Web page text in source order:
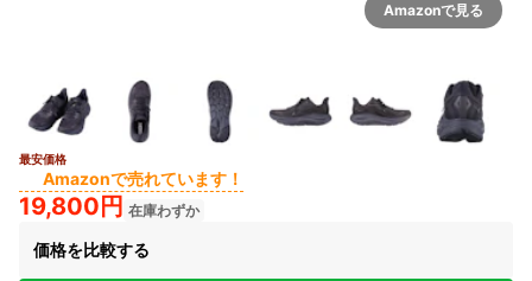
Amazonで見る
最安価格
Amazonで売れています！
19,800円 在庫わずか
価格を比較する